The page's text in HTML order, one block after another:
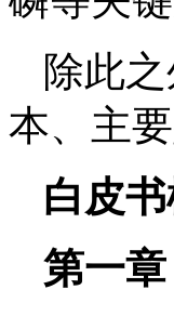
除此
本、主
白皮
第一